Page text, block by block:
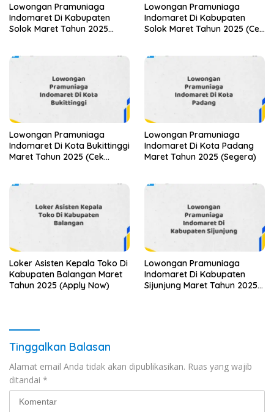
Lowongan Pramuniaga
Indomaret Di Kabupaten
Solok Maret Tahun 2025
Lowongan Pramuniaga
Indomaret Di Kabupaten
Solok Maret Tahun 2025 (Cek
Lowongan Pramuniaga
Indomaret Di Kota Bukittinggi
Maret Tahun 2025 (Cek
Lowongan Pramuniaga
Indomaret Di Kota Padang
Maret Tahun 2025 (Segera)
Loker Asisten Kepala Toko Di
Kabupaten Balangan Maret
Tahun 2025 (Apply Now)
Lowongan Pramuniaga
Indomaret Di Kabupaten
Sijunjung Maret Tahun 2025
Tinggalkan Balasan
Alamat email Anda tidak akan dipublikasikan. Ruas yang wajib
ditandai *